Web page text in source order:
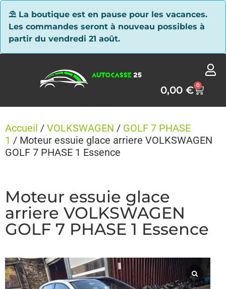
⛱ La boutique est en pause pour les vacances.
Les commandes seront à nouveau possibles à
partir du vendredi 21 août.
0,00€ 0
Accueil / VOLKSWAGEN / GOLF 7 PHASE
1 / Moteur essuie glace arriere VOLKSWAGEN
GOLF 7 PHASE 1 Essence
Moteur essuie glace
arriere VOLKSWAGEN
GOLF 7 PHASE 1 Essence
Panneau de gestion des cookies